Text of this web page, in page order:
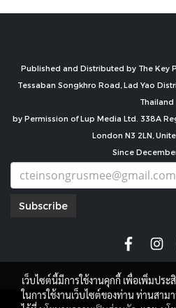
Published and Distributed by The Key
Tessaban Songkhro Road, Lad Yao
Thailand
by Permission of Lup Media Ltd. 338A
London N3 2LN,
Since
Subscribe
copyright
เว็บไซต์นี้มีการใช้งานคุกกี้ เพื่อเพิ่มป
ในการใช้งานเว็บไซต์ของท่าน ท่านสาม